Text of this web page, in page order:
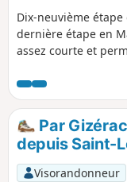
Dix-neuvième
dernière étape en
assez courte et
traversez un pays
avec des paysages
Par
depuis Saint-
Visorandonneur